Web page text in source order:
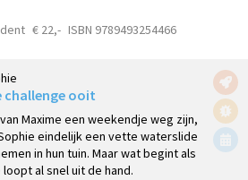
€ 22,- ISBN 9789493254466
challenge ooit
Maxime een weekendje weg zijn,
eindelijk een vette waterslide
in hun tuin. Maar wat begint als
al snel uit de hand.